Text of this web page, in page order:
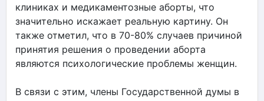
клиниках и медикаментозные аборты, что
значительно искажает реальную картину. Он
также отметил, что в 70-80% случаев причиной
принятия решения о проведении аборта
являются психологические проблемы женщин.
В связи с этим, члены Государственной думы в